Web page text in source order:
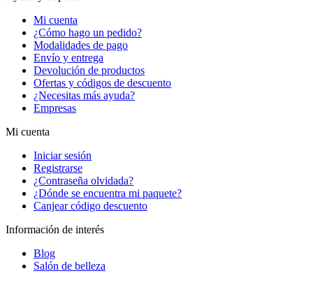
Mi cuenta
¿Cómo hago un pedido?
Modalidades de pago
Envío y entrega
Devolución de productos
Ofertas y códigos de descuento
¿Necesitas más ayuda?
Empresas
Mi cuenta
Iniciar sesión
Registrarse
¿Contraseña olvidada?
¿Dónde se encuentra mi paquete?
Canjear código descuento
Información de interés
Blog
Salón de belleza